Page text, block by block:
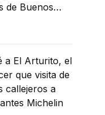
de Buenos
a El Arturito, el
que visita de
callejeros a
Michelin